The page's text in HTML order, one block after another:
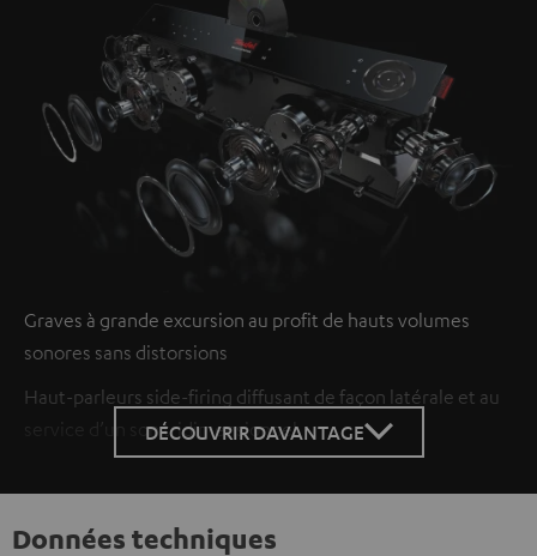
Graves à grande excursion au profit de hauts volumes
sonores sans distorsions
Haut-parleurs side-firing diffusant de façon latérale et au
service d’un son tridimensionnel
DÉCOUVRIR DAVANTAGE
Données techniques